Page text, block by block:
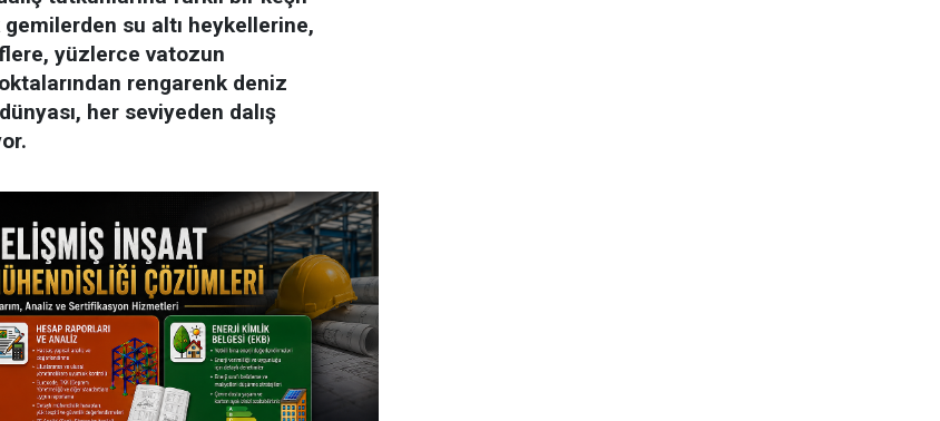
gemilerden su altı heykellerine,
yüzlerce vatozun
rengarenk deniz
her seviyeden dalış